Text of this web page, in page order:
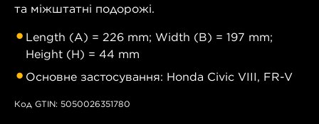
та міжштатні подорожі.
Length (A) = 226 mm; Width (B) = 197 mm;
Height (H) = 44 mm
Основне застосування: Honda Civic VIII, FR-V
Код GTIN: 5050026351780